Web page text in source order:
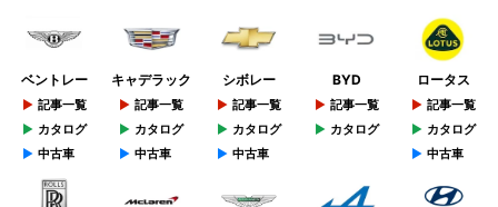
ベントレー
記事一覧
カタログ
中古車
キャデラック
記事一覧
カタログ
中古車
シボレー
記事一覧
カタログ
中古車
BYD
記事一覧
カタログ
ロータス
記事一覧
カタログ
中古車